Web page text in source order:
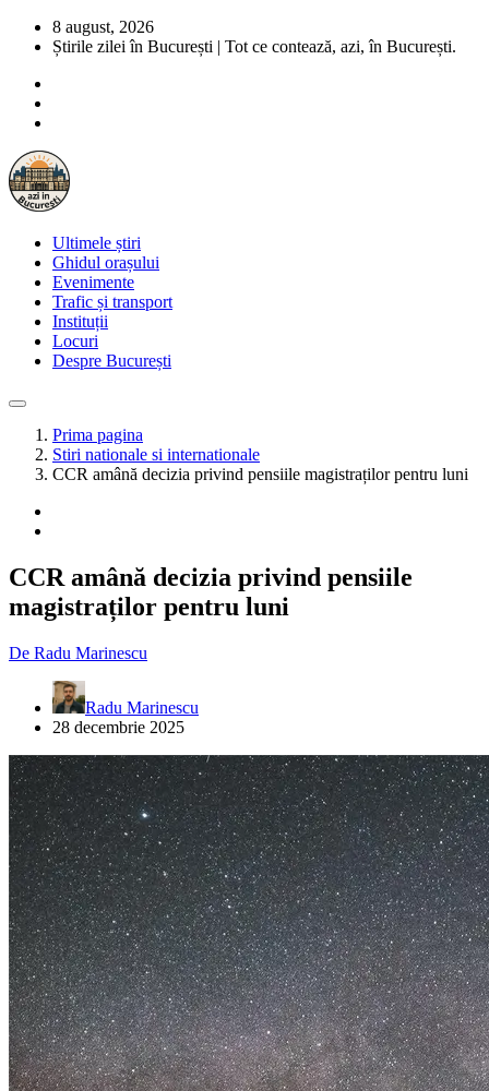
8 august, 2026
Știrile zilei în București | Tot ce contează, azi, în București.
Ultimele știri
Ghidul orașului
Evenimente
Trafic și transport
Instituții
Locuri
Despre București
Prima pagina
Stiri nationale si internationale
CCR amână decizia privind pensiile magistraților pentru luni
CCR amână decizia privind pensiile
magistraților pentru luni
De Radu Marinescu
Radu Marinescu
28 decembrie 2025